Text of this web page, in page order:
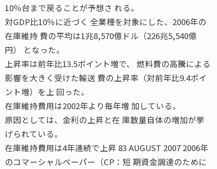
10％台まで戻ることが予想さ れる。
対GDP比10％に近づく 全業種を対象にした、2006年の
在庫維持 費の平均は1兆8,570億ドル（226兆5,540億
円） となった。
上昇率は前年比13.5ポイント増で、 燃料費の高騰による
影響を大きく受けた輸送 費の上昇率（対前年比9.4ポイ
ント増）を上 回った。
在庫維持費用は2002年より毎年増 加している。
原因としては、金利の上昇と在 庫数量自体の増加が挙
げられている。
在庫維持費用は4年連続で上昇 83 AUGUST 2007 2006年
のコマーシャルペーパー（CP：短 期資金調達のために